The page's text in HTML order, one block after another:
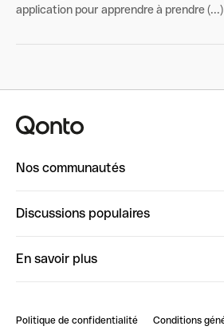
application pour apprendre à prendre (...)
Nos communautés
ClubQonto
Discussions populaires
En savoir plus
Blog
Politique de confidentialité Conditions